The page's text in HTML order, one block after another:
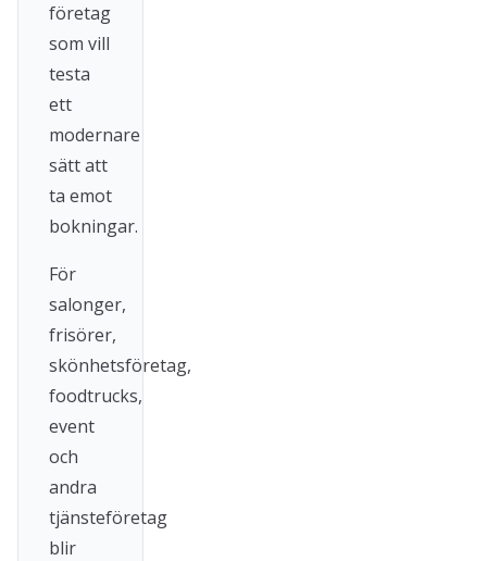
företag
som vill
testa
ett
modernare
sätt att
ta emot
bokningar.
För
salonger,
frisörer,
skönhetsföretag,
foodtrucks,
event
och
andra
tjänsteföretag
blir